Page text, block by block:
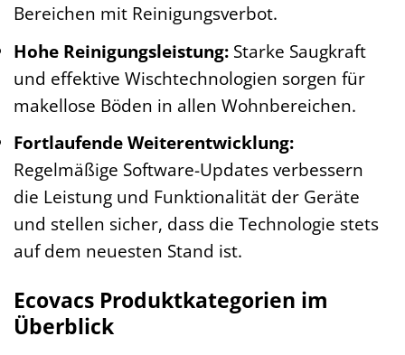
Bereichen mit Reinigungsverbot.
Hohe Reinigungsleistung: Starke Saugkraft
und effektive Wischtechnologien sorgen für
makellose Böden in allen Wohnbereichen.
Fortlaufende Weiterentwicklung:
Regelmäßige Software-Updates verbessern
die Leistung und Funktionalität der Geräte
und stellen sicher, dass die Technologie stets
auf dem neuesten Stand ist.
Ecovacs Produktkategorien im
Überblick